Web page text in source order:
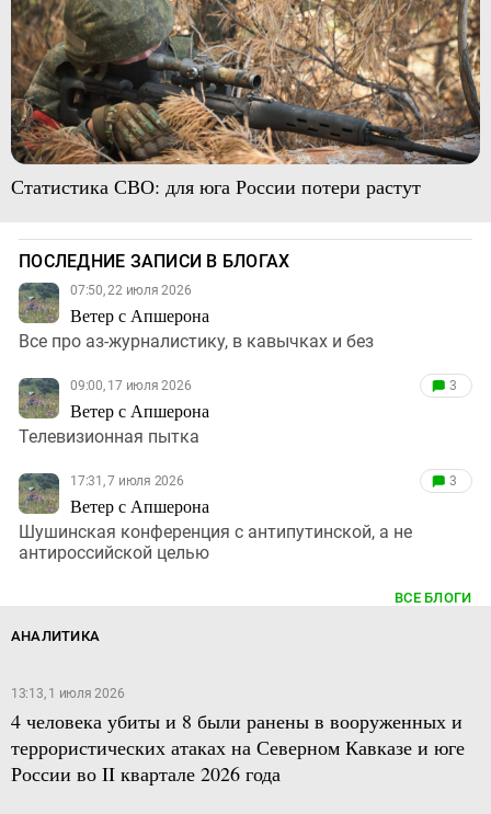
Статистика СВО: для юга России потери растут
ПОСЛЕДНИЕ ЗАПИСИ В БЛОГАХ
07:50, 22 июля 2026
Ветер с Апшерона
Все про аз-журналистику, в кавычках и без
09:00, 17 июля 2026
Ветер с Апшерона
3
Телевизионная пытка
17:31, 7 июля 2026
Ветер с Апшерона
3
Шушинская конференция с антипутинской, а не
антироссийской целью
ВСЕ БЛОГИ
АНАЛИТИКА
13:13, 1 июля 2026
4 человека убиты и 8 были ранены в вооруженных и
террористических атаках на Северном Кавказе и юге
России во II квартале 2026 года